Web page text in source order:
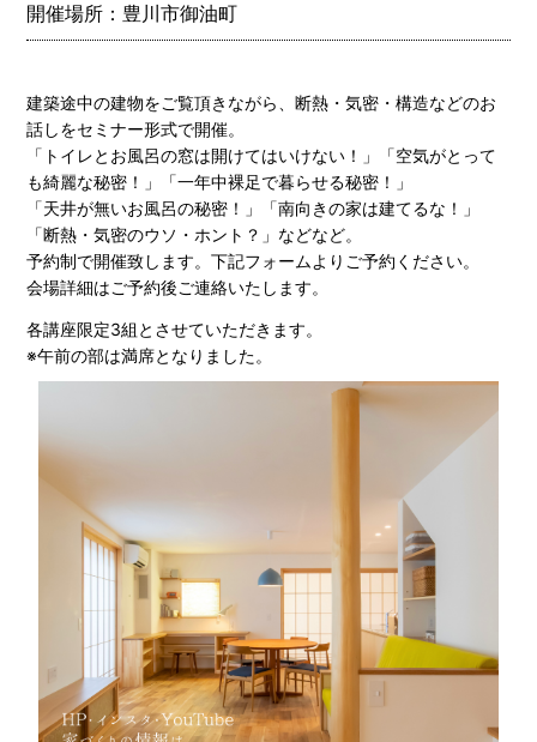
開催場所：豊川市御油町
建築途中の建物をご覧頂きながら、断熱・気密・構造などのお
話しをセミナー形式で開催。
「トイレとお風呂の窓は開けてはいけない！」「空気がとって
も綺麗な秘密！」「一年中裸足で暮らせる秘密！」
「天井が無いお風呂の秘密！」「南向きの家は建てるな！」
「断熱・気密のウソ・ホント？」などなど。
予約制で開催致します。下記フォームよりご予約ください。
会場詳細はご予約後ご連絡いたします。
各講座限定3組とさせていただきます。
※午前の部は満席となりました。